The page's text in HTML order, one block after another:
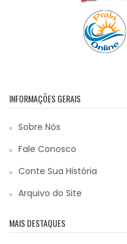
INFORMAÇÕES GERAIS
Sobre Nós
Fale Conosco
Conte Sua História
Arquivo do Site
MAIS DESTAQUES